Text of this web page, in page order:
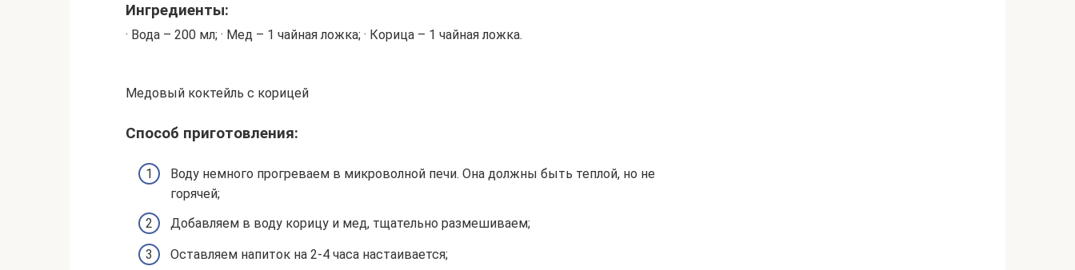
Ингредиенты:
· Вода – 200 мл; · Мед – 1 чайная ложка; · Корица – 1 чайная ложка.
Медовый коктейль с корицей
Способ приготовления:
Воду немного прогреваем в микроволной печи. Она должны быть теплой, но не
горячей;
Добавляем в воду корицу и мед, тщательно размешиваем;
Оставляем напиток на 2-4 часа настаивается;